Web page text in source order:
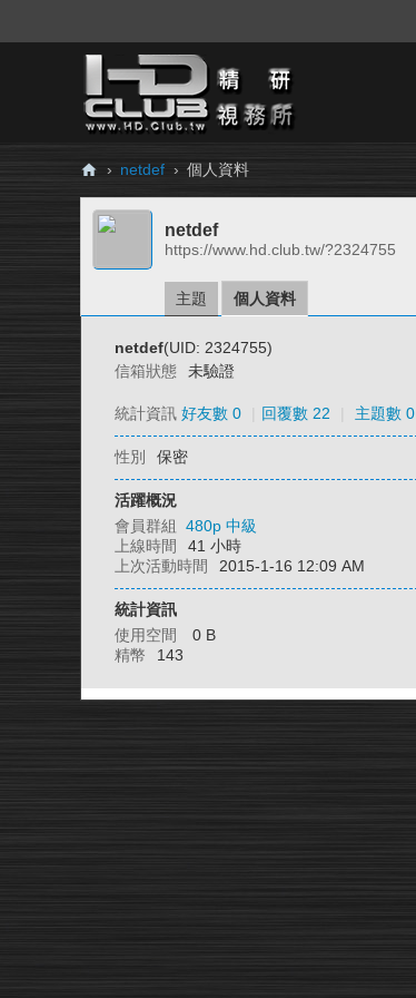
H
Cl
› netdef › 個人資料
netdef
https://www.hd.club.tw/?2324755
主題 個人資料
netdef(UID: 2324755)
信箱狀態
未驗證
統計資訊 好友數 0 回覆數 22 主題數 0
性別 保密
活躍概況
會員群組 480p 中級
上線時間
41 小時
上次活動時間
2015-1-16 12:09 AM
統計資訊
使用空間
0 B
精幣
143